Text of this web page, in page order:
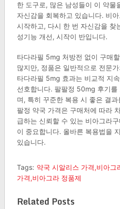
한 도구로, 많은 남성들이 이 약물
자신감을 회복하고 있습니다. 비
시작하고, 다시 한 번 자신감을 찾
성기능 개선, 시작이 반입니다.
타다라필 5mg 처방전 없이 구매
많지만, 정품은 일반적으로 전문
타다라필 5mg 효과는 비교적 지
선호합니다. 팔팔정 50mg 후기를
며, 특히 꾸준한 복용 시 좋은 결
팔정 약국 가격은 구매처에 따라
급하는 신뢰할 수 있는 비아그라
이 중요합니다. 올바른 복용법을
있습니다.
Tags: 약국 시알리스 가격,비아
가격,비아그라 정품제
Related Posts